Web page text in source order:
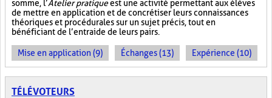
somme, l’Atelier pratiqueest une activité permettant aux élèves
de mettre en application et de concrétiser leurs connaissances
théoriques et procédurales sur un sujet précis, tout en
bénéficiant de l’entraide de leurs pairs.
Mise en application (9) Échanges (13) Expérience (10)
TÉLÉVOTEURS